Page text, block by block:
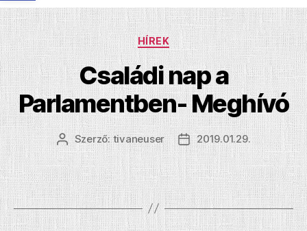
Kategóriák
HÍREK
Családi nap a
Parlamentben- Meghívó
Bejegyzés
szerzője
Szerző:tivaneuser
Bejegyzés
dátuma
2019.01.29.